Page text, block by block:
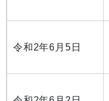
令和2年6月5日